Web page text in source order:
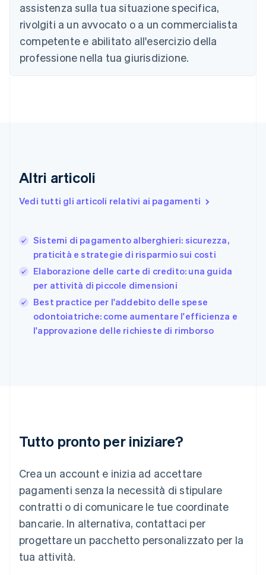
assistenza sulla tua situazione specifica,
rivolgiti a un avvocato o a un commercialista
competente e abilitato all'esercizio della
professione nella tua giurisdizione.
Altri articoli
Vedi tutti gli articoli relativi ai pagamenti
Sistemi di pagamento alberghieri: sicurezza,
praticità e strategie di risparmio sui costi
Elaborazione delle carte di credito: una guida
per attività di piccole dimensioni
Best practice per l'addebito delle spese
odontoiatriche: come aumentare l'efficienza e
l'approvazione delle richieste di rimborso
Tutto pronto per iniziare?
Crea un account e inizia ad accettare
pagamenti senza la necessità di stipulare
contratti o di comunicare le tue coordinate
bancarie. In alternativa, contattaci per
progettare un pacchetto personalizzato per la
tua attività.
Canada
EnglishFrançais
Cina continentale
简体中文English
Cipro
Finlandia
Francia
DeutschEnglish
Giappone
日本語 English
English
Grecia
English
India
English
Lituania
Lussemburgo
Deutsch English
Malaysia
English 简体中文
Malta
Messico
EspañolEnglish